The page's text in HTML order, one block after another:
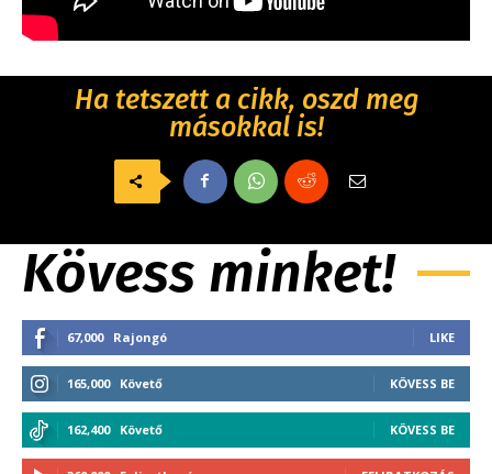
Ha tetszett a cikk, oszd meg
másokkal is!
Kövess minket!
67,000 Rajongó LIKE
165,000 Követő KÖVESS BE
162,400 Követő KÖVESS BE